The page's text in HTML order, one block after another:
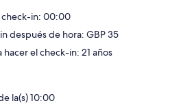
check-in: 00:00
después de hora: GBP 35
hacer el check-in: 21 años
la(s) 10:00